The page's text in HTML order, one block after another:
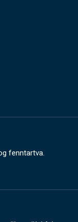
fenntartva.